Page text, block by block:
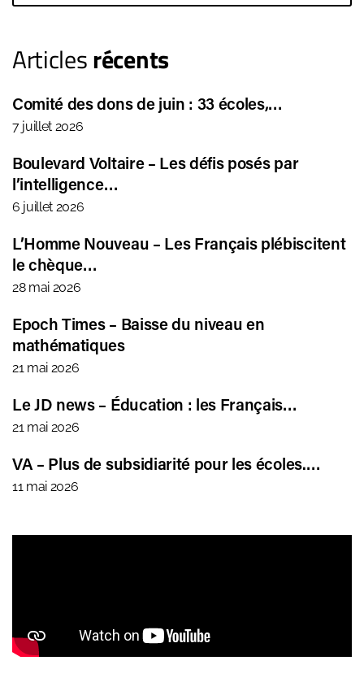
Articlesrécents
Comité des dons de juin : 33 écoles,…
7 juillet 2026
Boulevard Voltaire – Les défis posés par
l’intelligence…
6 juillet 2026
L’Homme Nouveau – Les Français plébiscitent
le chèque…
28 mai 2026
Epoch Times – Baisse du niveau en
mathématiques
21 mai 2026
Le JD news – Éducation : les Français…
21 mai 2026
VA – Plus de subsidiarité pour les écoles.…
11 mai 2026